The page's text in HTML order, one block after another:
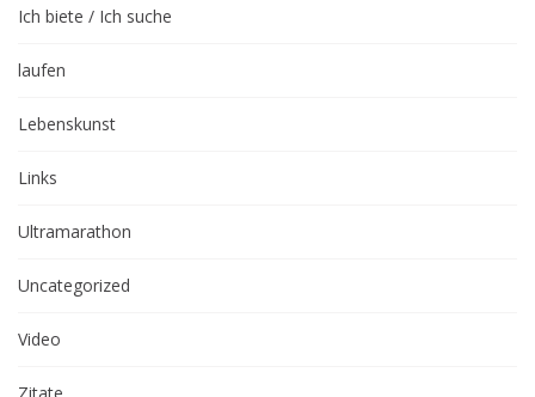
Ich biete / Ich suche
laufen
Lebenskunst
Links
Ultramarathon
Uncategorized
Video